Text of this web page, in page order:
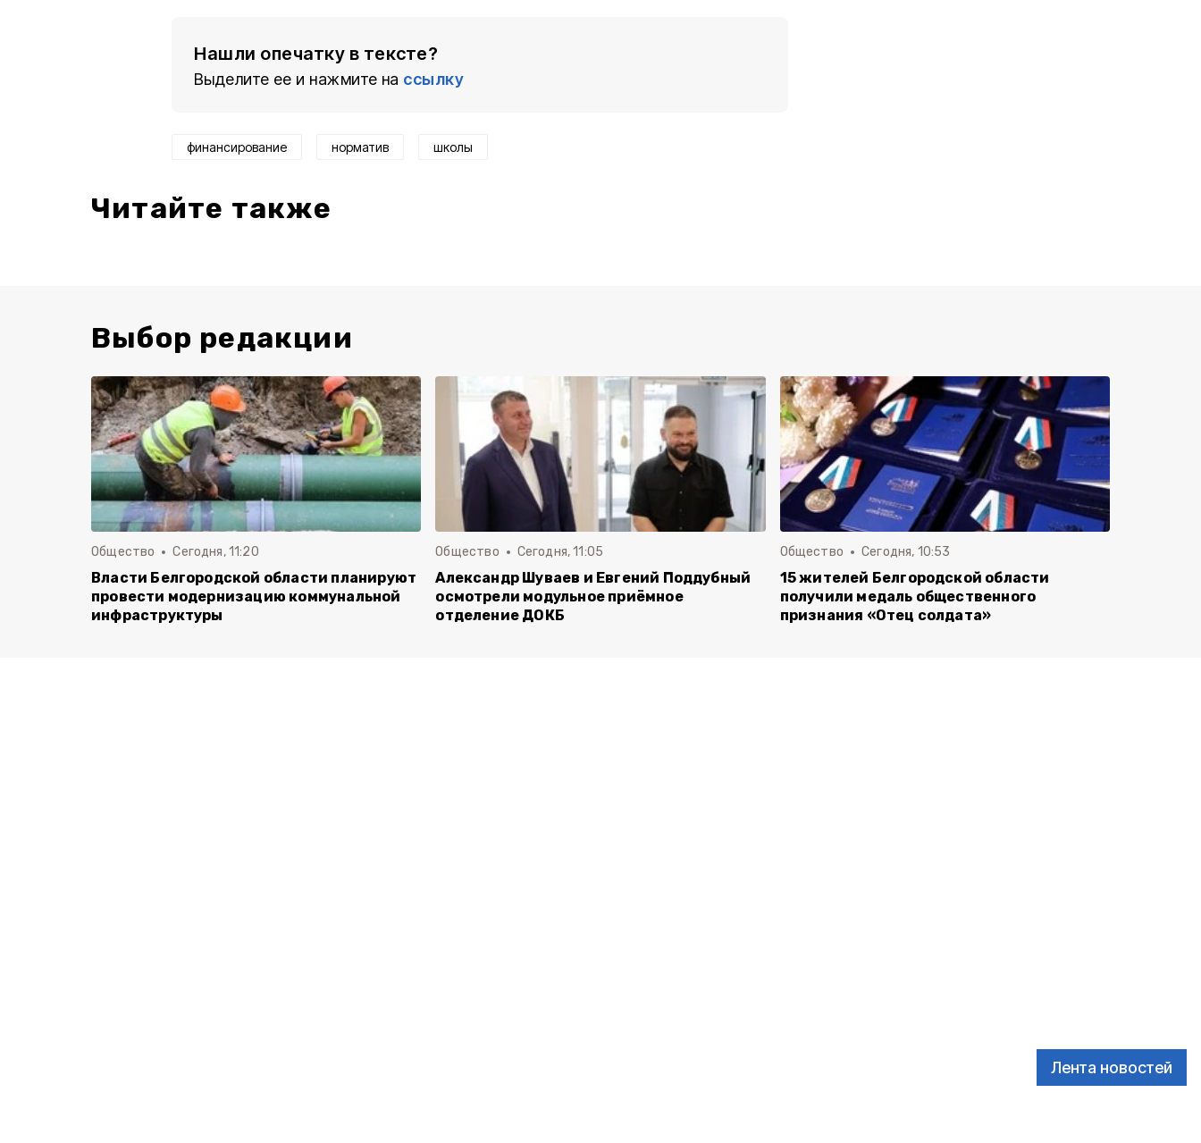
Лента новостей
Нашли опечатку в тексте?
Выделите ее и нажмите на ссылку
финансирование норматив школы
Читайте также
Выбор редакции
Общество Сегодня, 11:20
Власти Белгородской области планируют
провести модернизацию коммунальной
инфраструктуры
Общество Сегодня, 11:05
Александр Шуваев и Евгений Поддубный
осмотрели модульное приёмное
отделение ДОКБ
Общество Сегодня, 10:53
15 жителей Белгородской области
получили медаль общественного
признания «Отец солдата»